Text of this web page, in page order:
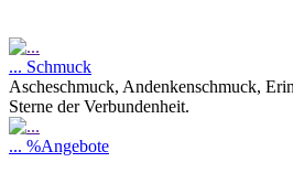
... Schmuck
Ascheschmuck, Andenkenschmuck,
Sterne der Verbundenheit.
... %Angebote